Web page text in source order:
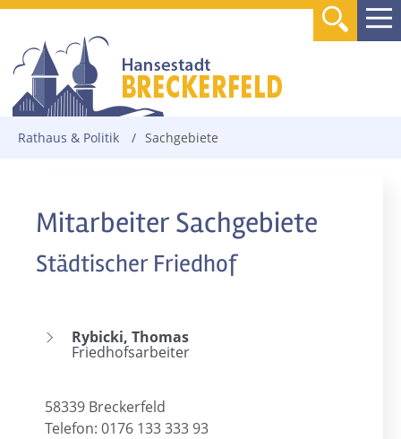
Rathaus & Politik / Sachgebiete
Mitarbeiter Sachgebiete
Städtischer Friedhof
Rybicki, Thomas
Friedhofsarbeiter
58339 Breckerfeld
Telefon: 0176 133 333 93